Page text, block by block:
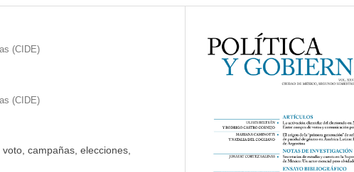
(CIDE)
(CIDE)
campañas, elecciones,